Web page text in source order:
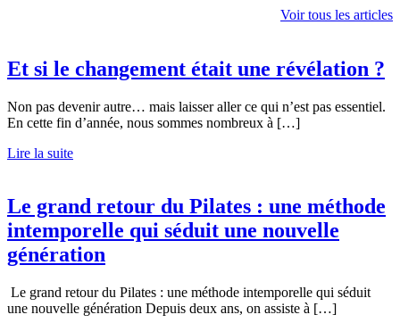
Voir tous les articles
Et si le changement était une révélation ?
Non pas devenir autre… mais laisser aller ce qui n’est pas essentiel.
En cette fin d’année, nous sommes nombreux à […]
Lire la suite
Le grand retour du Pilates : une méthode
intemporelle qui séduit une nouvelle
génération
Le grand retour du Pilates : une méthode intemporelle qui séduit
une nouvelle génération Depuis deux ans, on assiste à […]